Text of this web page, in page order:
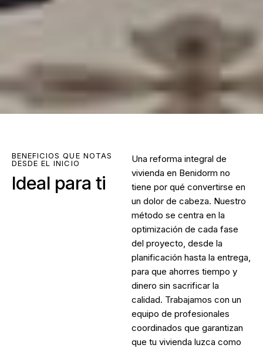
BENEFICIOS QUE NOTAS
DESDE EL INICIO
Ideal para ti
Una reforma integral de
vivienda en Benidorm no
tiene por qué convertirse en
un dolor de cabeza. Nuestro
método se centra en la
optimización de cada fase
del proyecto, desde la
planificación hasta la entrega,
para que ahorres tiempo y
dinero sin sacrificar la
calidad. Trabajamos con un
equipo de profesionales
coordinados que garantizan
que tu vivienda luzca como